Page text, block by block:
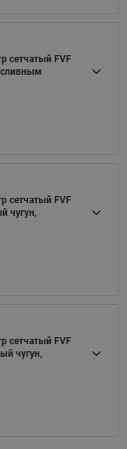
сетчатый FVF
сливным
сетчатый FVF
чугун,
сетчатый FVF
чугун,